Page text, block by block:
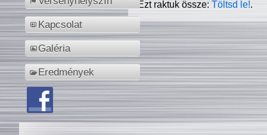
Kapcsolat
Galéria
Eredmények
Ezt raktuk össze:Töltsd le!.